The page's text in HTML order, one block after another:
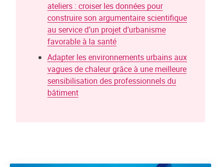
ateliers : croiser les données pour
construire son argumentaire scientifique
au service d’un projet d’urbanisme
favorable à la santé
Adapter les environnements urbains aux
vagues de chaleur grâce à une meilleure
sensibilisation des professionnels du
bâtiment